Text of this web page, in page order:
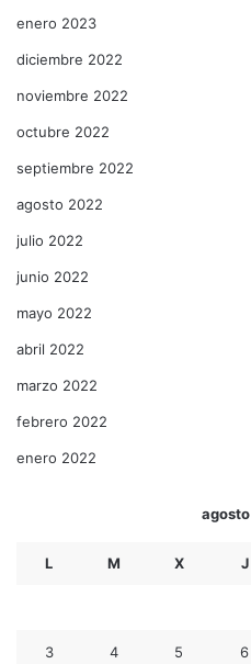
enero 2023
diciembre 2022
noviembre 2022
octubre 2022
septiembre 2022
agosto 2022
julio 2022
junio 2022
mayo 2022
abril 2022
marzo 2022
febrero 2022
enero 2022
L M X J
3 4 5 6